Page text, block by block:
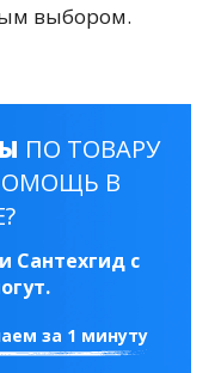
выбором.
ПО ТОВАРУ
В
Сантехгид с
за 1 минуту